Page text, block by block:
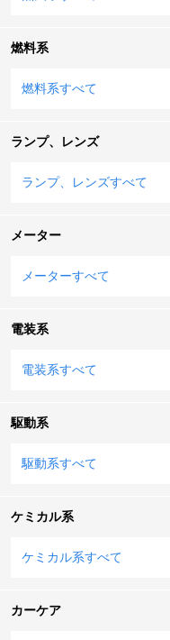
燃料系
燃料系すべて
ランプ、レンズ
ランプ、レンズすべて
メーター
メーターすべて
電装系
電装系すべて
駆動系
駆動系すべて
ケミカル系
ケミカル系すべて
カーケア